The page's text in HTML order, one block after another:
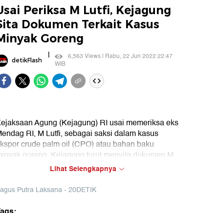
Periksa M Lutfi, Kejagung
Dokumen Terkait Kasus
Goreng
detikFlash |
6,563 Views | Rabu, 22 Jun 2022 22:47
WIB
Agung (Kejagung) RI usai memeriksa eks
RI, M Lutfi, sebagai saksi dalam kasus
crude palm oil (CPO) atau bahan baku
goreng. Kejagung turut menyita dokumen M
Lihat Selengkapnya
Putra Laksana - 20DETIK